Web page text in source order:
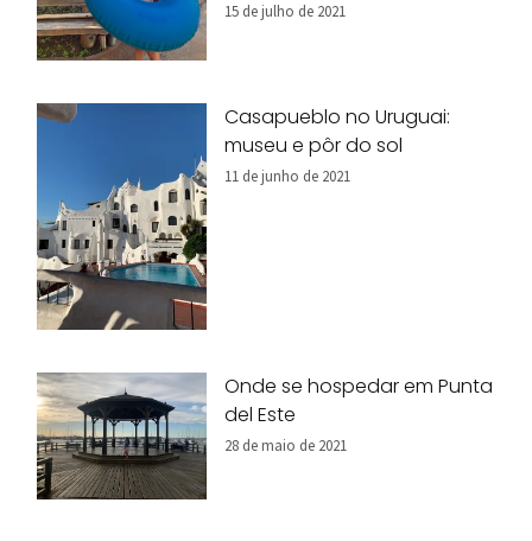
15 de julho de 2021
Casapueblo no Uruguai:
museu e pôr do sol
11 de junho de 2021
Onde se hospedar em Punta
del Este
28 de maio de 2021